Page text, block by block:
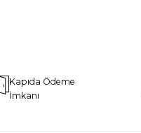
Kapıda Ödeme
İmkanı